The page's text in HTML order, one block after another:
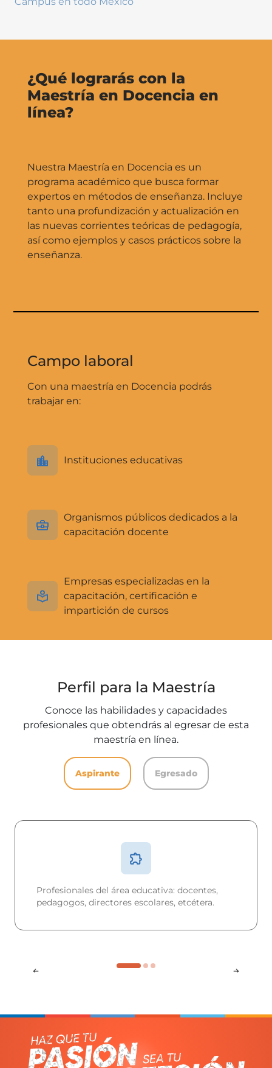
¿Qué lograrás con la
Maestría en Docencia en
línea?
Nuestra Maestría en Docencia es un
programa académico que busca formar
expertos en métodos de enseñanza. Incluye
tanto una profundización y actualización en
las nuevas corrientes teóricas de pedagogía,
así como ejemplos y casos prácticos sobre la
enseñanza.
Campo laboral
Con una maestría en Docencia podrás
trabajar en:
Instituciones educativas
Organismos públicos dedicados a la
capacitación docente
Empresas especializadas en la
capacitación, certificación e
impartición de cursos
Perfil para la Maestría
Conoce las habilidades y capacidades
profesionales que obtendrás al egresar de esta
maestría en línea.
Aspirante Egresado
Profesionales del área educativa: docentes,
pedagogos, directores escolares, etcétera.
la investigación de estudio de problemáticas
del fenómeno educativo y sus posibles
soluciones.